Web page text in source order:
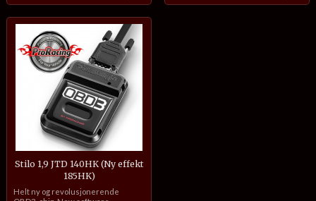
Stilo 1,9 JTD 140HK (Ny effekt
185HK)
inkl.
Helt ny og revolusjonerende